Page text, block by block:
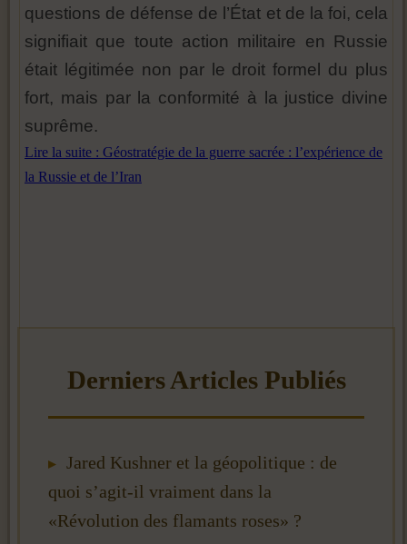
questions de défense de l’État et de la foi, cela
signifiait que toute action militaire en Russie
était légitimée non par le droit formel du plus
fort, mais par la conformité à la justice divine
suprême.
Lire la suite : Géostratégie de la guerre sacrée : l’expérience de
la Russie et de l’Iran
Jared Kushner et la géopolitique : de
quoi s’agit-il vraiment dans la
«Révolution des flamants roses» ?